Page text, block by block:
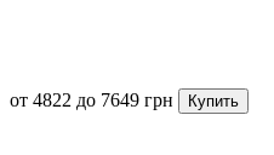
от 4822 до 7649 грн Купить